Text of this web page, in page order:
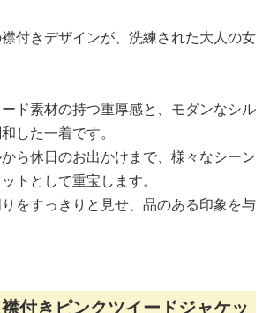
付きデザインが、洗練された大人の女
ド素材の持つ重厚感と、モダンなシル
した一着です。
ら休日のお出かけまで、様々なシーン
トとして重宝します。
をすっきりと見せ、品のある印象を与
付きピンクツイードジャケッ